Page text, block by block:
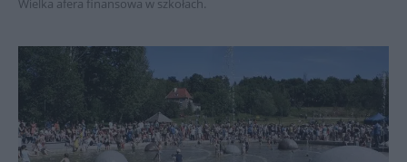
Wielka afera finansowa w szkołach.